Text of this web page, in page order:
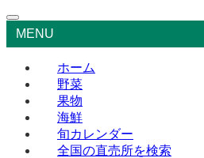
MENU
ホーム
野菜
果物
海鮮
旬カレンダー
全国の直売所を検索